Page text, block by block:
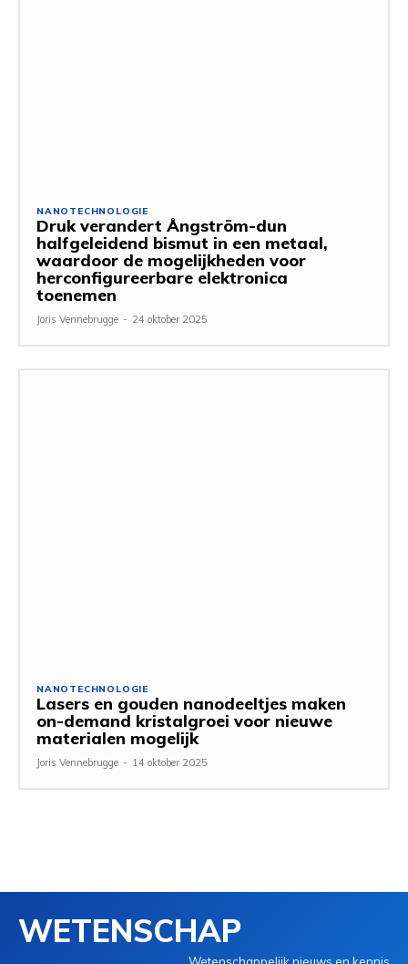
NANOTECHNOLOGIE
Druk verandert Ångström-dun
halfgeleidend bismut in een metaal,
waardoor de mogelijkheden voor
herconfigureerbare elektronica
toenemen
Joris Vennebrugge - 24 oktober 2025
NANOTECHNOLOGIE
Lasers en gouden nanodeeltjes maken
on-demand kristalgroei voor nieuwe
materialen mogelijk
Joris Vennebrugge - 14 oktober 2025
WETENSCHAP